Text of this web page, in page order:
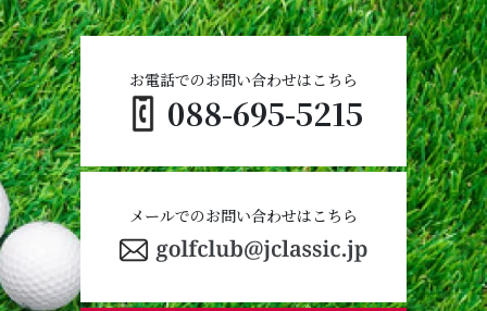
088-695-5215
お電話でのお問い合わせはこちら
メールでのお問い合わせはこちら